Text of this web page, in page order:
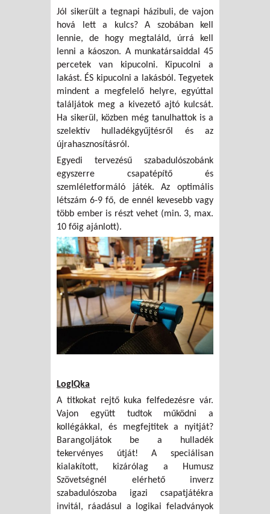
Jól sikerült a tegnapi házibuli, de vajon
hová lett a kulcs? A szobában kell
lennie, de hogy megtaláld, úrrá kell
lenni a káoszon. A munkatársaiddal 45
percetek van kipucolni. Kipucolni a
lakást. ÉS kipucolni a lakásból. Tegyetek
mindent a megfelelő helyre, egyúttal
találjátok meg a kivezető ajtó kulcsát.
Ha sikerül, közben még tanulhattok is a
szelektív hulladékgyűjtésről és az
újrahasznosításról.
Egyedi tervezésű szabadulószobánk
egyszerre csapatépítő és
szemléletformáló játék. Az optimális
létszám 6-9 fő, de ennél kevesebb vagy
több ember is részt vehet (min. 3, max.
10 főig ajánlott).
LogIQka
A titkokat rejtő kuka felfedezésre vár.
Vajon együtt tudtok működni a
kollégákkal, és megfejtitek a nyitját?
Barangoljátok be a hulladék
tekervényes útját! A speciálisan
kialakított, kizárólag a Humusz
Szövetségnél elérhető inverz
szabadulószoba igazi csapatjátékra
invitál, ráadásul a logikai feladványok